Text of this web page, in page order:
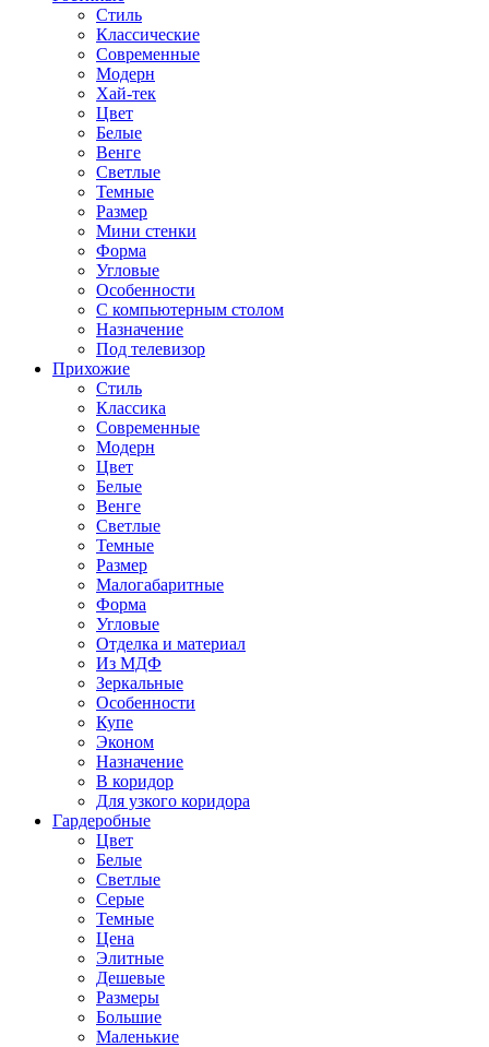
Стиль
Классические
Современные
Модерн
Хай-тек
Цвет
Белые
Венге
Светлые
Темные
Размер
Мини стенки
Форма
Угловые
Особенности
С компьютерным столом
Назначение
Под телевизор
Прихожие
Стиль
Классика
Современные
Модерн
Цвет
Белые
Венге
Светлые
Темные
Размер
Малогабаритные
Форма
Угловые
Отделка и материал
Из МДФ
Зеркальные
Особенности
Купе
Эконом
Назначение
В коридор
Для узкого коридора
Гардеробные
Цвет
Белые
Светлые
Серые
Темные
Цена
Элитные
Дешевые
Размеры
Большие
Маленькие